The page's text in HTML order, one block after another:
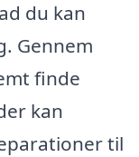
du kan
Gennem
finde
kan
til